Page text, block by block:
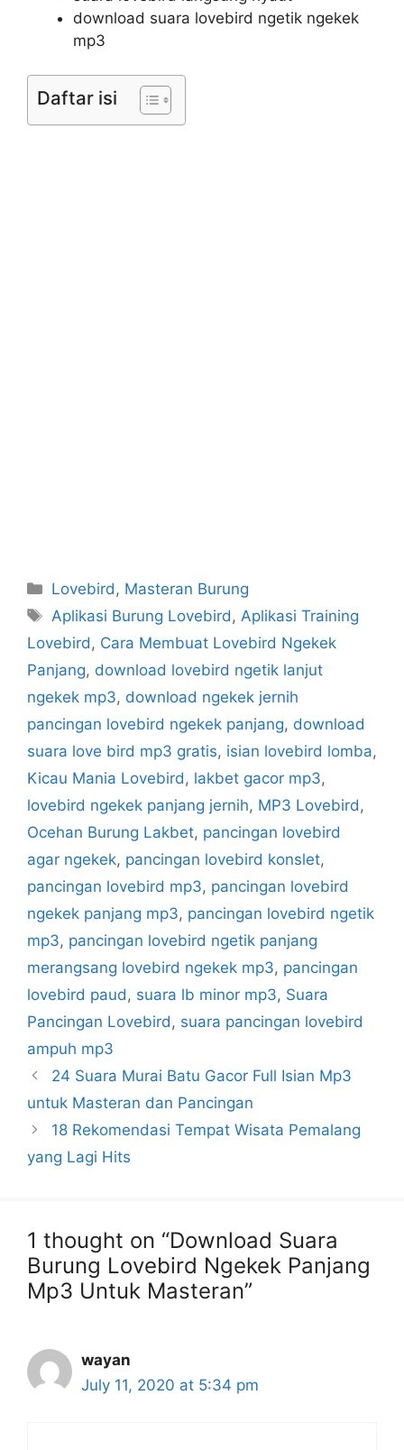
download suara lovebird ngetik ngekek
mp3
Daftar isi
Categories
Lovebird, Masteran Burung
Tags
Aplikasi Burung Lovebird,Aplikasi Training
Lovebird, Cara Membuat Lovebird Ngekek
Panjang, download lovebird ngetik lanjut
ngekek mp3, download ngekek jernih
pancingan lovebird ngekek panjang, download
suara love bird mp3 gratis, isian lovebird lomba,
Kicau Mania Lovebird, lakbet gacor mp3,
lovebird ngekek panjang jernih, MP3 Lovebird,
Ocehan Burung Lakbet, pancingan lovebird
agar ngekek, pancingan lovebird konslet,
pancingan lovebird mp3, pancingan lovebird
ngekek panjang mp3, pancingan lovebird ngetik
mp3, pancingan lovebird ngetik panjang
merangsang lovebird ngekek mp3, pancingan
lovebird paud, suara lb minor mp3, Suara
Pancingan Lovebird, suara pancingan lovebird
ampuh mp3
24 Suara Murai Batu Gacor Full Isian Mp3
untuk Masteran dan Pancingan
18 Rekomendasi Tempat Wisata Pemalang
yang Lagi Hits
1 thought on “Download Suara
Burung Lovebird Ngekek Panjang
Mp3 Untuk Masteran”
wayan
July 11, 2020 at 5:34 pm